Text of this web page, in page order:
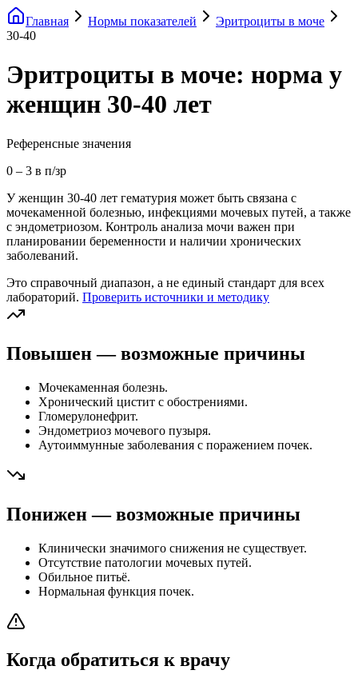
Главная Нормы показателей
Эритроциты в моче
30-40
Эритроциты в моче: норма у
женщин 30-40 лет
Референсные значения
0 – 3 в п/зр
У женщин 30-40 лет гематурия может быть связана с
мочекаменной болезнью, инфекциями мочевых путей, а также
с эндометриозом. Контроль анализа мочи важен при
планировании беременности и наличии хронических
заболеваний.
Это справочный диапазон, а не единый стандарт для всех
лабораторий. Проверить источники и методику
Повышен — возможные причины
Мочекаменная болезнь.
Хронический цистит с обострениями.
Гломерулонефрит.
Эндометриоз мочевого пузыря.
Аутоиммунные заболевания с поражением почек.
Понижен — возможные причины
Клинически значимого снижения не существует.
Отсутствие патологии мочевых путей.
Обильное питьё.
Нормальная функция почек.
Когда обратиться к врачу